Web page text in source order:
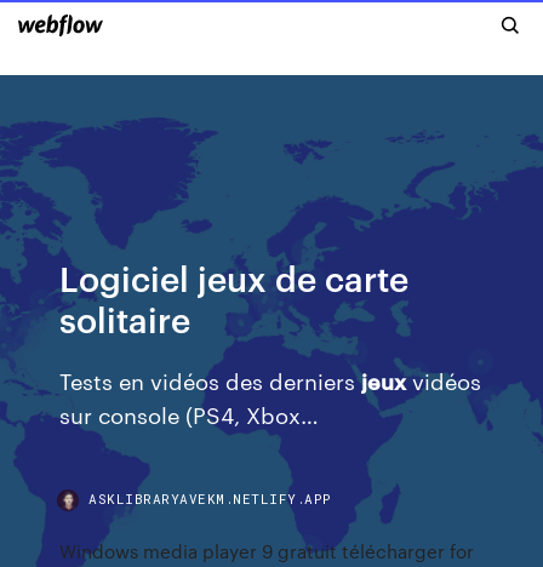
Logiciel jeux de carte
solitaire
Tests en vidéos des derniersjeuxvidéos
sur console (PS4, Xbox…
ASKLIBRARYAVEKM.NETLIFY.APP
Windows media player 9 gratuit télécharger for